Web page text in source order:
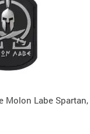
Molon Labe Spartan,